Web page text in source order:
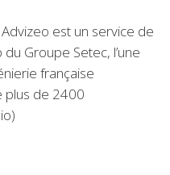
est un service de
Groupe Setec, l’une
française
plus de 2400